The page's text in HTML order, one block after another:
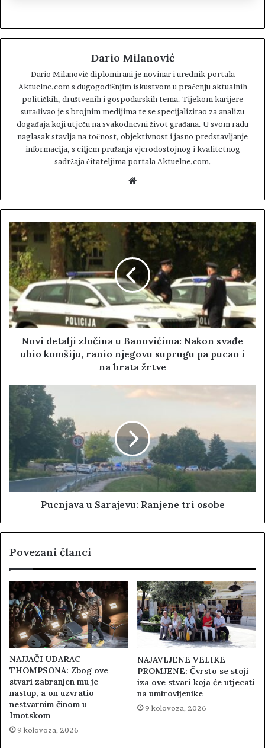
Dario Milanović
Dario Milanović diplomirani je novinar i urednik portala
Aktuelne.com s dugogodišnjim iskustvom u praćenju aktualnih
političkih, društvenih i gospodarskih tema. Tijekom karijere
surađivao je s brojnim medijima te se specijalizirao za analizu
događaja koji utječu na svakodnevni život građana. U svom radu
naglasak stavlja na točnost, objektivnost i jasno predstavljanje
informacija, s ciljem pružanja vjerodostojnog i kvalitetnog
sadržaja čitateljima portala Aktuelne.com.
b
s
i
e
Novi detalji zločina u Banovićima: Nakon svađe
ubio komšiju, ranio njegovu suprugu pa pucao i
na brata žrtve
Pucnjava u Sarajevu: Ranjene tri osobe
Povezani članci
NAJJAČI UDARAC
THOMPSONA: Zbog ove
stvari zabranjen mu je
nastup, a on uzvratio
nestvarnim činom u
Imotskom
9 kolovoza, 2026
NAJAVLJENE VELIKE
PROMJENE: Čvrsto se stoji
iza ove stvari koja će utjecati
na umirovljenike
9 kolovoza, 2026